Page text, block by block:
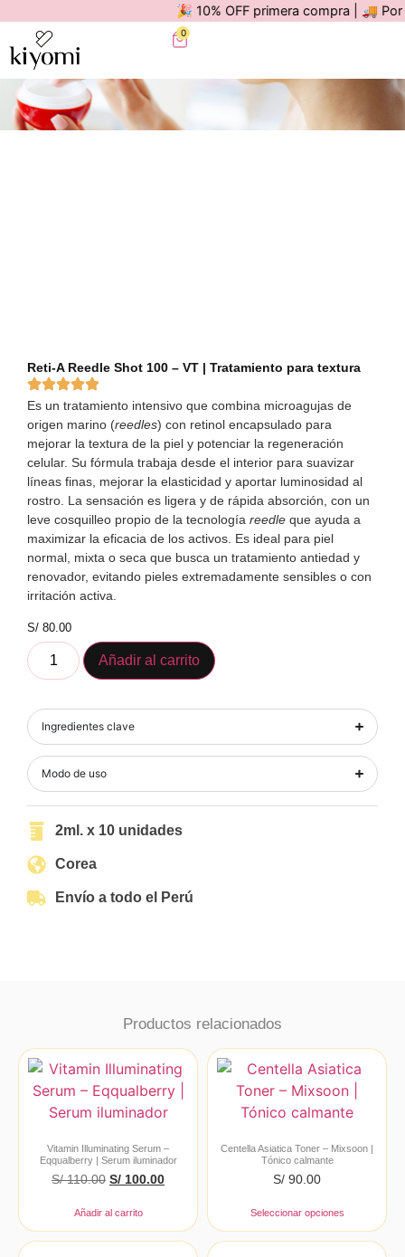
🎉 10% OFF primera compra | 🚚 Por
0
Reti-A Reedle Shot 100 – VT | Tratamiento para textura
Es un tratamiento intensivo que combina microagujas de
origen marino (reedles) con retinol encapsulado para
mejorar la textura de la piel y potenciar la regeneración
celular. Su fórmula trabaja desde el interior para suavizar
líneas finas, mejorar la elasticidad y aportar luminosidad al
rostro. La sensación es ligera y de rápida absorción, con un
leve cosquilleo propio de la tecnología reedle que ayuda a
maximizar la eficacia de los activos. Es ideal para piel
normal, mixta o seca que busca un tratamiento antiedad y
renovador, evitando pieles extremadamente sensibles o con
irritación activa.
S/ 80.00
Añadir al carrito
Ingredientes clave
Modo de uso
2ml. x 10 unidades
Corea
Envío a todo el Perú
Productos relacionados
Vitamin Illuminating Serum –
Eqqualberry | Serum iluminador
S/110.00 S/ 100.00
Añadir al carrito
Centella Asiatica Toner – Mixsoon |
Tónico calmante
S/ 90.00
Seleccionar opciones